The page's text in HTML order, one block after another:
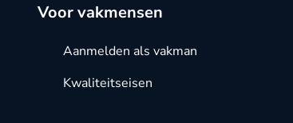
Voor vakmensen
Aanmelden als vakman
Kwaliteitseisen